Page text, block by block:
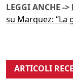
LEGGI ANCHE ->
su Marquez: “La
ARTICOLI